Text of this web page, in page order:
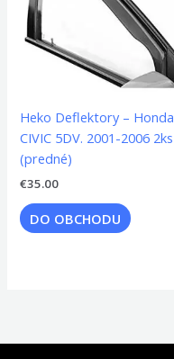
Heko Deflektory – Honda
CIVIC 5DV. 2001-2006 2ks
(predné)
€35.00
DO OBCHODU